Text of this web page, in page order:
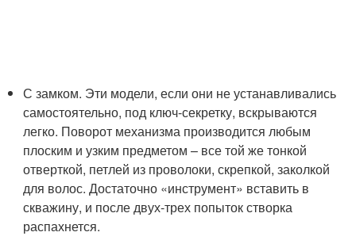
С замком. Эти модели, если они не устанавливались
самостоятельно, под ключ-секретку, вскрываются
легко. Поворот механизма производится любым
плоским и узким предметом – все той же тонкой
отверткой, петлей из проволоки, скрепкой, заколкой
для волос. Достаточно «инструмент» вставить в
скважину, и после двух-трех попыток створка
распахнется.